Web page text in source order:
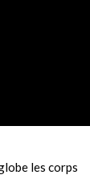
les corps